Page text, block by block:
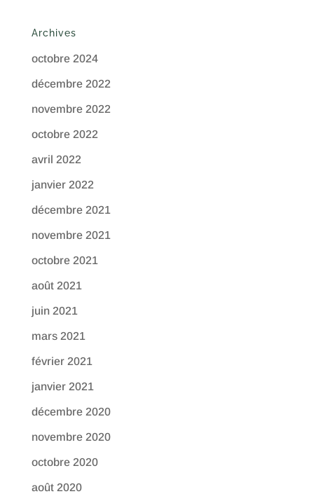
Archives
octobre 2024
décembre 2022
novembre 2022
octobre 2022
avril 2022
janvier 2022
décembre 2021
novembre 2021
octobre 2021
août 2021
juin 2021
mars 2021
février 2021
janvier 2021
décembre 2020
novembre 2020
octobre 2020
août 2020